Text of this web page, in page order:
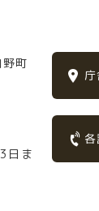
町
日ま